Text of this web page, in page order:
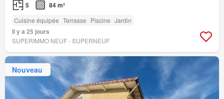
5 84 m²
Cuisine équipée Terrasse Piscine Jardin
Il y a 25 jours
SUPERIMMO NEUF - SUPERNEUF
Nouveau